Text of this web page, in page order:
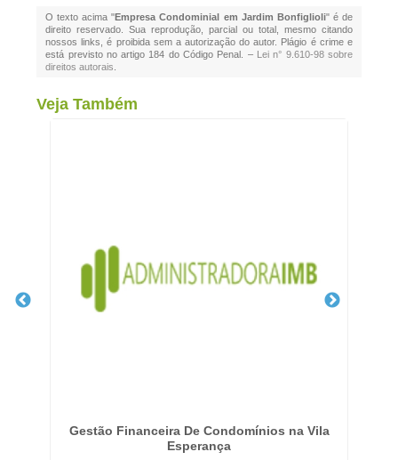
O texto acima "Empresa Condominial em Jardim Bonfiglioli" é de
direito reservado. Sua reprodução, parcial ou total, mesmo citando
nossos links, é proibida sem a autorização do autor. Plágio é crime e
está previsto no artigo 184 do Código Penal. – Lei n° 9.610-98 sobre
direitos autorais
Veja Também
Gestão Financeira De Condomínios na Vila
Esperança